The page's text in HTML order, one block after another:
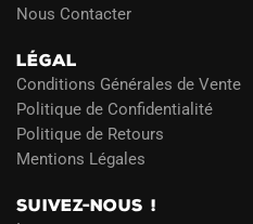
Nous Contacter
LÉGAL
Conditions Générales de Vente
Politique de Confidentialité
Politique de Retours
Mentions Légales
SUIVEZ-NOUS !